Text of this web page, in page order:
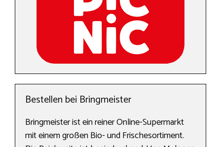
Bestellen bei Bringmeister
Bringmeister ist ein reiner Online-Supermarkt
mit einem großen Bio- und Frischesortiment.